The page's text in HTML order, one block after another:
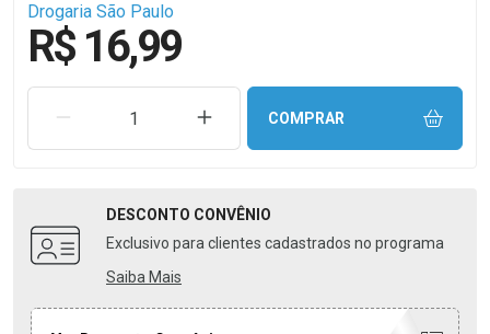
Drogaria São Paulo
R$ 16,99
REMOVER UMA UNIDADEAUMENTAR UMA UNIDADE
COMPRAR
DESCONTO CONVÊNIO
Exclusivo para clientes cadastrados no programa
Saiba Mais